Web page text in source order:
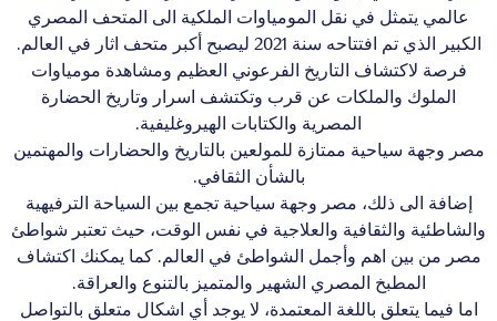
عالمي يتمثل في نقل المومياوات الملكية الى المتحف المصري
الكبير الذي تم افتتاحه سنة 2021 ليصبح أكبر متحف اثار في العالم.
فرصة لاكتشاف التاريخ الفرعوني العظيم ومشاهدة مومياوات
الملوك والملكات عن قرب وتكتشف اسرار وتاريخ الحضارة
المصرية والكتابات الهيروغليفية.
مصر وجهة سياحية ممتازة للمولعين بالتاريخ والحضارات والمهتمين
بالشأن الثقافي.
إضافة الى ذلك، مصر وجهة سياحية تجمع بين السياحة الترفيهية
والشاطئية والثقافية والعلاجية في نفس الوقت، حيث تعتبر شواطئ
مصر من بين اهم وأجمل الشواطئ في العالم. كما يمكنك اكتشاف
المطبخ المصري الشهير والمتميز بالتنوع والعراقة.
اما فيما يتعلق باللغة المعتمدة، لا يوجد أي اشكال متعلق بالتواصل